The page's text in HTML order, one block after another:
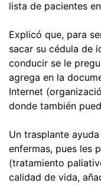
lista de pacientes
Explicó que, para
sacar su cédula de
conducir se le
agrega en la
Internet
donde también
Un trasplante
enfermas, pues les
(tratamiento
calidad de vida,